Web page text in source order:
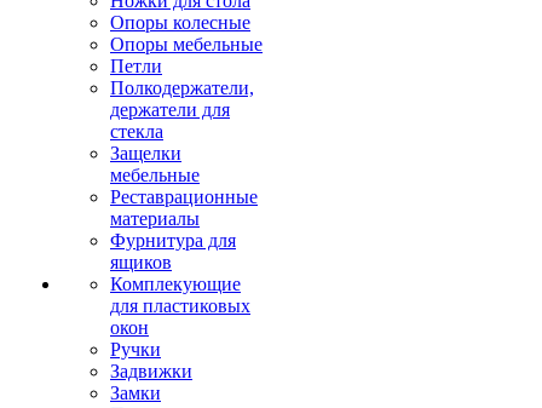
Опоры колесные
Опоры мебельные
Петли
Полкодержатели,
держатели для
стекла
Защелки
мебельные
Реставрационные
материалы
Фурнитура для
ящиков
Комплекующие
для пластиковых
окон
Ручки
Задвижки
Замки